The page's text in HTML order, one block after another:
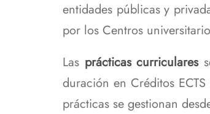
entidades públicas y
por los Centros
Las prácticas curriculares
duración en Créditos
prácticas se gestionan